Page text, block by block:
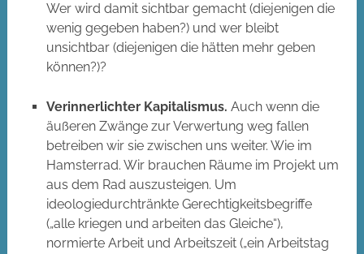
Wer wird damit sichtbar gemacht (diejenigen die
wenig gegeben haben?) und wer bleibt
unsichtbar (diejenigen die hätten mehr geben
können?)?
Verinnerlichter Kapitalismus. Auch wenn die
äußeren Zwänge zur Verwertung weg fallen
betreiben wir sie zwischen uns weiter. Wie im
Hamsterrad. Wir brauchen Räume im Projekt um
aus dem Rad auszusteigen. Um
ideologiedurchtränkte Gerechtigkeitsbegriffe
(„alle kriegen und arbeiten das Gleiche“),
normierte Arbeit und Arbeitszeit („ein Arbeitstag